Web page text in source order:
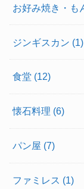
お好み焼き・も
ジンギスカン (1)
食堂 (12)
懐石料理 (6)
パン屋 (7)
ファミレス (1)